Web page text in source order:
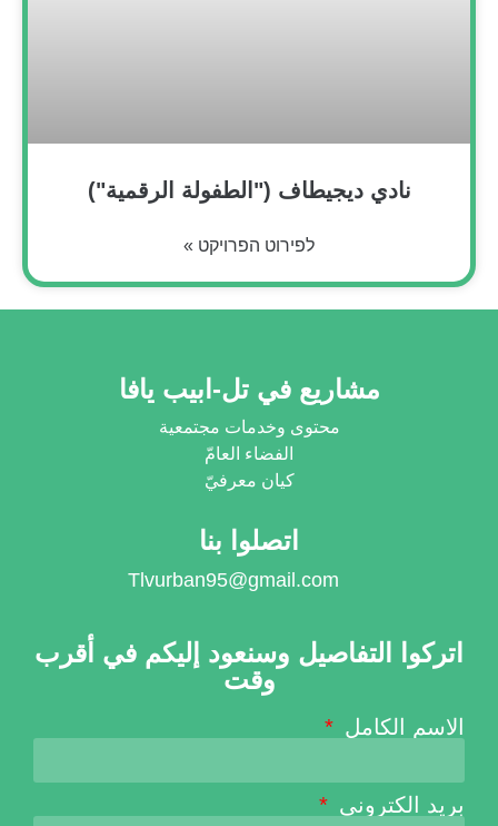
نادي ديجيطاف ("الطفولة الرقمية")
לפירוט הפרויקט »
مشاريع في تل-ابيب يافا
محتوى وخدمات مجتمعية
الفضاء العامّ
كيان معرفيّ
اتصلوا بنا
Tlvurban95@gmail.com
اتركوا التفاصيل وسنعود إليكم في أقرب
وقت
الاسم الكامل
بريد الكتروني